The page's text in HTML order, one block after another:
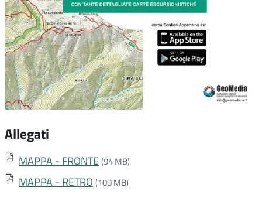
Allegati
MAPPA - FRONTE (94 MB)
MAPPA - RETRO (109 MB)